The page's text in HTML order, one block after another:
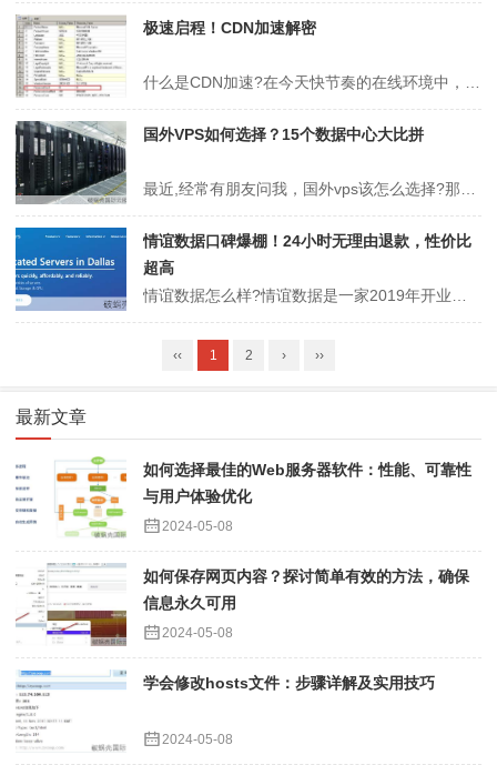
极速启程！CDN加速解密
国外VPS如何选择？15个数据中心大比拼
情谊数据口碑爆棚！24小时无理由退款，性价比
超高
‹‹ 1 2 › ››
最新文章
如何选择最佳的Web服务器软件：性能、可靠性
与用户体验优化
2024-05-08
如何保存网页内容？探讨简单有效的方法，确保
信息永久可用
2024-05-08
学会修改hosts文件：步骤详解及实用技巧
2024-05-08